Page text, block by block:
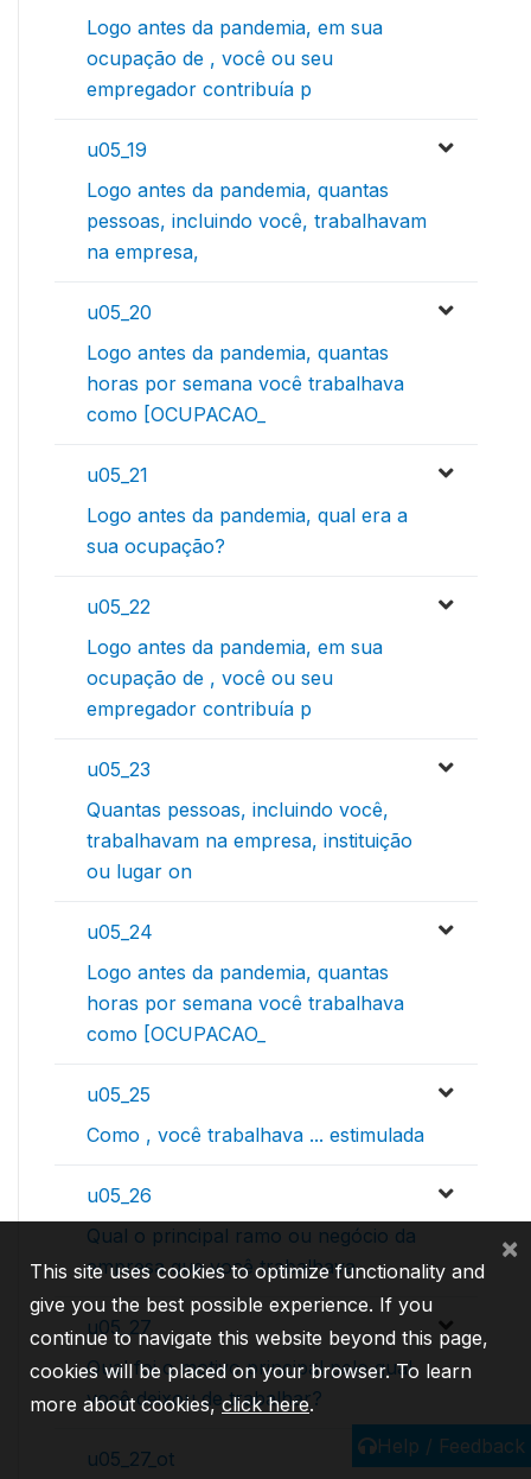
Logo antes da pandemia, em sua
ocupação de , você ou seu
empregador contribuía p
u05_19
Logo antes da pandemia, quantas
pessoas, incluindo você, trabalhavam
na empresa,
u05_20
Logo antes da pandemia, quantas
horas por semana você trabalhava
como [OCUPACAO_
u05_21
Logo antes da pandemia, qual era a
sua ocupação?
u05_22
Logo antes da pandemia, em sua
ocupação de , você ou seu
empregador contribuía p
u05_23
Quantas pessoas, incluindo você,
trabalhavam na empresa, instituição
ou lugar on
u05_24
Logo antes da pandemia, quantas
horas por semana você trabalhava
como [OCUPACAO_
u05_25
Como , você trabalhava ... estimulada
u05_26
Qual o principal ramo ou negócio da
empresa que você trabalhava
u05_27
Qual foi o motivo principal pelo qual
você deixou de trabalhar?
u05_27_ot
Help / Feedback
This site uses cookies to optimize functionality and
give you the best possible experience. If you
continue to navigate this website beyond this page,
cookies will be placed on your browser. To learn
more about cookies,click here.
×